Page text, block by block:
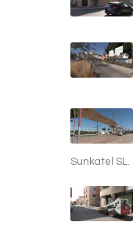
Sunkatel SL.